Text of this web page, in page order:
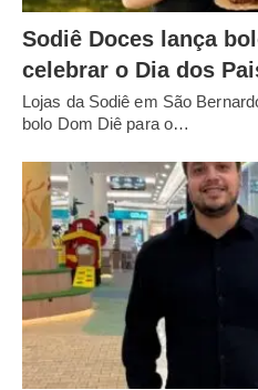
Sodiê Doces lança
celebrar o Dia dos
Lojas da Sodiê em São
bolo Dom Diê para o…